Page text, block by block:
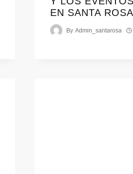
EN SANTA ROSA
By Admin_santarosa